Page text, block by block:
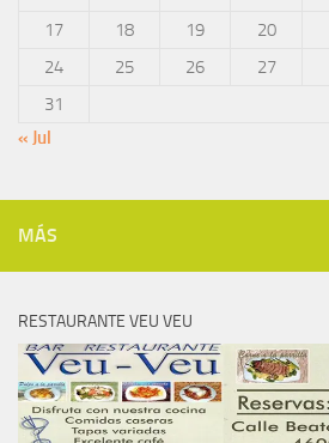
17
18 19 20
24
25 26 27
31
« Jul
MÁS
RESTAURANTE VEU VEU